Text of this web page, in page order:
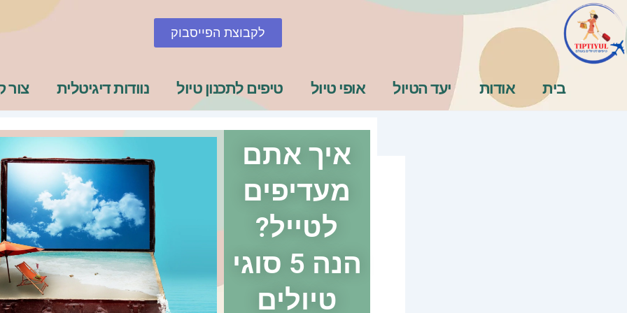
דילוג
לתוכן
לקבוצת הפייסבוק
בית אודות יעד הטיול אופי טיול טיפים לתכנון טיול נוודות דיגיטלית צור
איך אתם
מעדיפים
לטייל?
הנה 5 סוגי
טיולים